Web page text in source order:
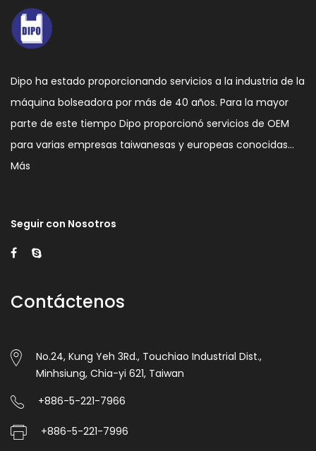
Dipo ha estado proporcionando servicios a la industria de la
máquina bolseadora por más de 40 años. Para la mayor
parte de este tiempo Dipo proporcionó servicios de OEM
para varias empresas taiwanesas y europeas conocidas…
Más
Seguir con Nosotros
Contáctenos
No.24, Kung Yeh 3Rd., Touchiao Industrial Dist.,
Minhsiung, Chia-yi 621, Taiwan
+886-5-221-7966
+886-5-221-7996